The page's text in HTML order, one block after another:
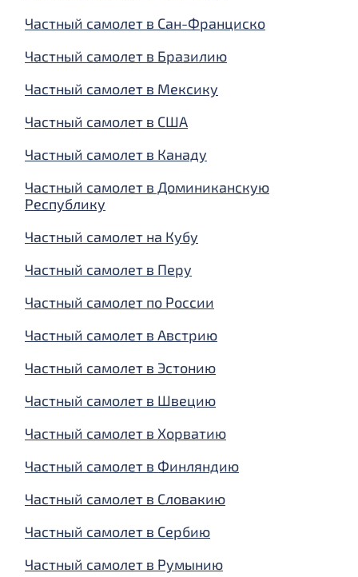
Частный самолет в Сан-Франциско
Частный самолет в Бразилию
Частный самолет в Мексику
Частный самолет в США
Частный самолет в Канаду
Частный самолет в Доминиканскую
Республику
Частный самолет на Кубу
Частный самолет в Перу
Частный самолет по России
Частный самолет в Австрию
Частный самолет в Эстонию
Частный самолет в Швецию
Частный самолет в Хорватию
Частный самолет в Финляндию
Частный самолет в Словакию
Частный самолет в Сербию
Частный самолет в Румынию